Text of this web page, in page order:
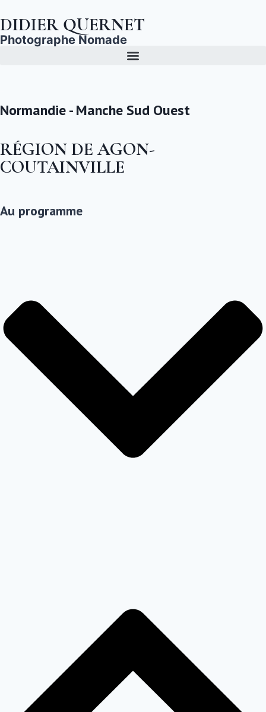
DIDIER QUERNET
Photographe Nomade
Normandie - Manche Sud Ouest
RÉGION DE AGON-
COUTAINVILLE
Au programme